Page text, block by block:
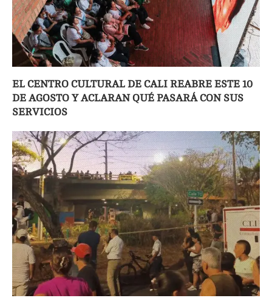
EL CENTRO CULTURAL DE CALI REABRE ESTE 10
DE AGOSTO Y ACLARAN QUÉ PASARÁ CON SUS
SERVICIOS